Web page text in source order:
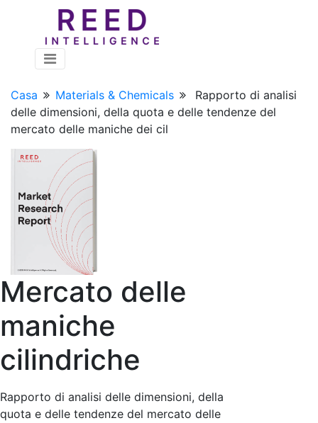
Casa Materials & Chemicals
Rapporto di analisi
delle dimensioni, della quota e delle tendenze del
mercato delle maniche dei cil
Mercato delle
maniche
cilindriche
Rapporto di analisi delle dimensioni, della
quota e delle tendenze del mercato delle